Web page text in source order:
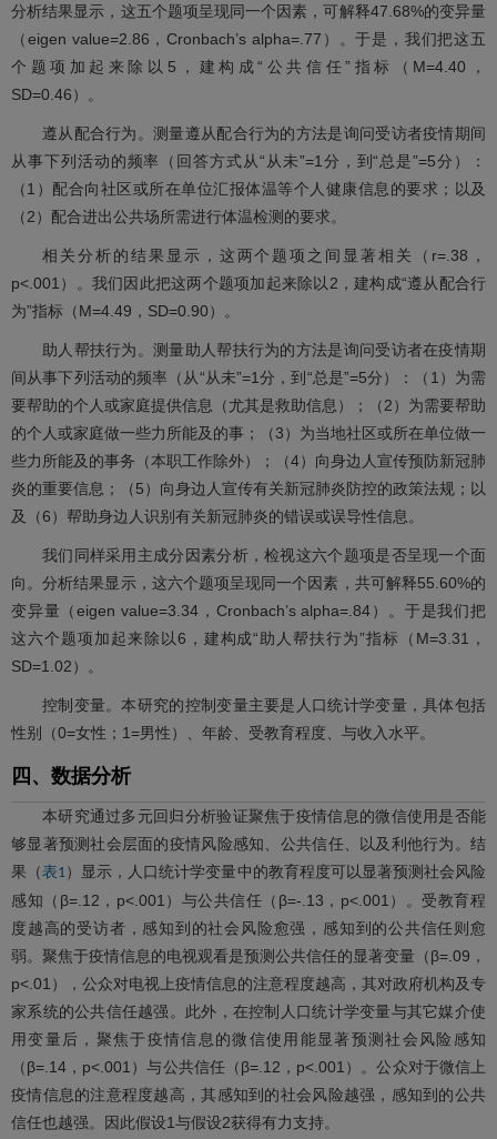
分析结果显示，这五个题项呈现同一个因素，可解释47.68%的变异量
（eigen value=2.86，Cronbach’s alpha=.77）。于是，我们把这五
个题项加起来除以5，建构成“公共信任”指标（M=4.40，
SD=0.46）。
遵从配合行为。测量遵从配合行为的方法是询问受访者疫情期间
从事下列活动的频率（回答方式从“从未”=1分，到“总是”=5分）：
（1）配合向社区或所在单位汇报体温等个人健康信息的要求；以及
（2）配合进出公共场所需进行体温检测的要求。
相关分析的结果显示，这两个题项之间显著相关（r=.38，
p<.001）。我们因此把这两个题项加起来除以2，建构成“遵从配合行
为”指标（M=4.49，SD=0.90）。
助人帮扶行为。测量助人帮扶行为的方法是询问受访者在疫情期
间从事下列活动的频率（从“从未”=1分，到“总是”=5分）：（1）为需
要帮助的个人或家庭提供信息（尤其是救助信息）；（2）为需要帮助
的个人或家庭做一些力所能及的事；（3）为当地社区或所在单位做一
些力所能及的事务（本职工作除外）；（4）向身边人宣传预防新冠肺
炎的重要信息；（5）向身边人宣传有关新冠肺炎防控的政策法规；以
及（6）帮助身边人识别有关新冠肺炎的错误或误导性信息。
我们同样采用主成分因素分析，检视这六个题项是否呈现一个面
向。分析结果显示，这六个题项呈现同一个因素，共可解释55.60%的
变异量（eigen value=3.34，Cronbach’s alpha=.84）。于是我们把
这六个题项加起来除以6，建构成“助人帮扶行为”指标（M=3.31，
SD=1.02）。
控制变量。本研究的控制变量主要是人口统计学变量，具体包括
性别（0=女性；1=男性）、年龄、受教育程度、与收入水平。
四、数据分析
本研究通过多元回归分析验证聚焦于疫情信息的微信使用是否能
够显著预测社会层面的疫情风险感知、公共信任、以及利他行为。结
果（表1）显示，人口统计学变量中的教育程度可以显著预测社会风险
感知（β=.12，p<.001）与公共信任（β=-.13，p<.001）。受教育程
度越高的受访者，感知到的社会风险愈强，感知到的公共信任则愈
弱。聚焦于疫情信息的电视观看是预测公共信任的显著变量（β=.09，
p<.01），公众对电视上疫情信息的注意程度越高，其对政府机构及专
家系统的公共信任越强。此外，在控制人口统计学变量与其它媒介使
用变量后，聚焦于疫情信息的微信使用能显著预测社会风险感知
（β=.14，p<.001）与公共信任（β=.12，p<.001）。公众对于微信上
疫情信息的注意程度越高，其感知到的社会风险越强，感知到的公共
信任也越强。因此假设1与假设2获得有力支持。